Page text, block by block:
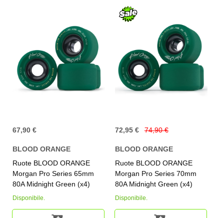
67,90 €
BLOOD ORANGE
Ruote BLOOD ORANGE
Morgan Pro Series 65mm
80A Midnight Green (x4)
Disponibile.
72,95 € 74,90 €
BLOOD ORANGE
Ruote BLOOD ORANGE
Morgan Pro Series 70mm
80A Midnight Green (x4)
Disponibile.